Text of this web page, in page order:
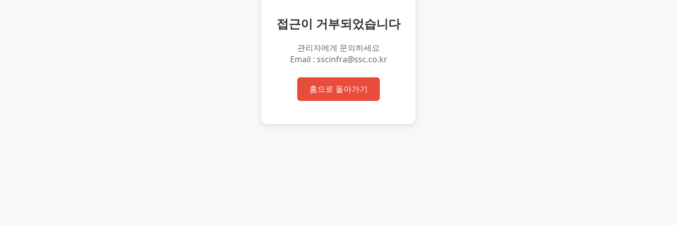
접근이 거부되었습니다
관리자에게 문의하세요
Email : sscinfra@ssc.co.kr
홈으로 돌아가기